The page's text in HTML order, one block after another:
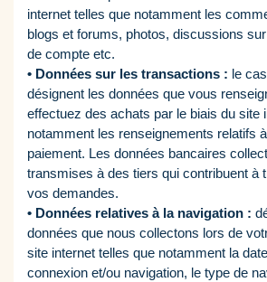
internet telles que notamment les
blogs et forums, photos, discussions
de compte etc.
• Données sur les transactions : le
désignent les données que vous
effectuez des achats par le biais du site
notamment les renseignements relatifs
paiement. Les données bancaires
transmises à des tiers qui contribuent à
vos demandes.
• Données relatives à la navigation :
données que nous collectons lors de
site internet telles que notamment la
connexion et/ou navigation, le type de